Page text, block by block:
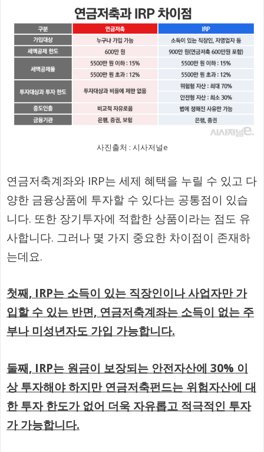
사진출처 : 시사저널e
연금저축계좌와 IRP는 세제 혜택을 누릴 수 있고 다
양한 금융상품에 투자할 수 있다는 공통점이 있습
니다. 또한 장기투자에 적합한 상품이라는 점도 유
사합니다. 그러나 몇 가지 중요한 차이점이 존재하
는데요.
첫째, IRP는 소득이 있는 직장인이나 사업자만 가
입할 수 있는 반면, 연금저축계좌는 소득이 없는 주
부나 미성년자도 가입 가능합니다.
둘째, IRP는 원금이 보장되는 안전자산에 30% 이
상 투자해야 하지만 연금저축펀드는 위험자산에 대
한 투자 한도가 없어 더욱 자유롭고 적극적인 투자
가 가능합니다.